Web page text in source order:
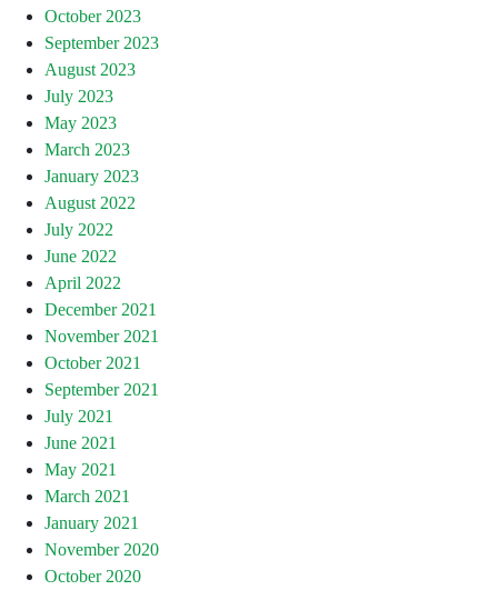
October 2023
September 2023
August 2023
July 2023
May 2023
March 2023
January 2023
August 2022
July 2022
June 2022
April 2022
December 2021
November 2021
October 2021
September 2021
July 2021
June 2021
May 2021
March 2021
January 2021
November 2020
October 2020